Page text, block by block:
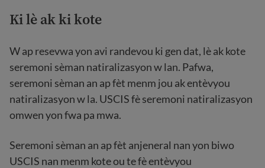
Ki lè ak ki kote
W ap resevwa yon avi randevou ki gen dat, lè ak kote
seremoni sèman natiralizasyon w lan. Pafwa,
seremoni sèman an ap fèt menm jou ak entèvyou
natiralizasyon w la. USCIS fè seremoni natiralizasyon
omwen yon fwa pa mwa.
Seremoni sèman an ap fèt anjeneral nan yon biwo
USCIS nan menm kote ou te fè entèvyou